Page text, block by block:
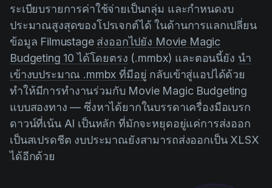
ระเบียบรายการค่าใช้จ่ายเป็นกลุ่ม และกำหนดงบ
ประมาณสูงสุดของโปรเจกต์ได้ ในด้านการแลกเปลี่ยน
ข้อมูล Filmustage ส่งออกไปยัง Movie Magic
Budgeting 10 ได้โดยตรง (.mmbx) และตอนนี้ยัง นำ
เข้างบประมาณ .mmbx ที่มีอยู่ กลับเข้าสู่แอปได้ด้วย
ทำให้มีการทำงานร่วมกับ Movie Magic Budgeting
แบบสองทาง — ซึ่งหาได้ยากในบรรดาเครื่องมือเบรก
ดาวน์ที่เน้น AI เป็นหลัก ที่มักจะหยุดอยู่แค่การส่งออก
เป็นสเปรดชีต งบประมาณยังสามารถส่งออกเป็น XLSX
ได้อีกด้วย